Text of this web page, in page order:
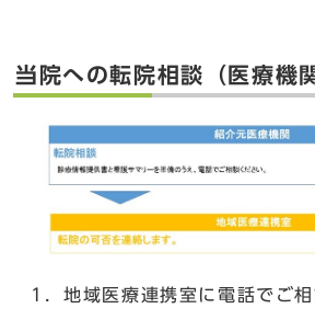
当院への転院相談（医療機
1．地域医療連携室に電話でご相